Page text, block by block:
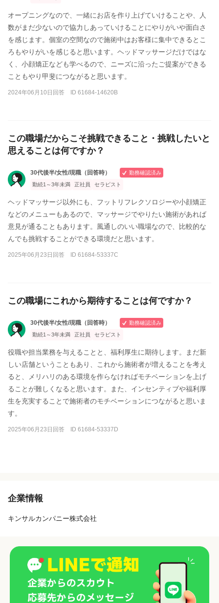
オープニングなので、一緒にお店を作り上げていけることや、人
数がまだ少ないので協力しあっていけることにやりがいや面白さ
を感じます。個室の空間なので施術中はお客様に集中できるとこ
ろもやりがいを感じると思います。ヘッドマッサージだけではな
く、小顔矯正なども学べるので、ニーズに沿ったご提案ができる
こともやり甲斐につながると思います。
2024年06月10日回答 ID 61684-14620B
この職場だからこそ挑戦できること・挑戦したいと
思えることは何ですか？
30代後半/女性/現職（回答時）
勤務確認済み
勤続1～3年未満
正社員 セラピスト
ヘッドマッサージ以外にも、フットリフレクソロジーや小顔矯正
などのメニューもあるので、マッサージでやりたい施術があれば
意見が通ることもあります。風通しのいい職場なので、比較的な
んでも挑戦することができる環境だと思います。
2025年06月23日回答 ID 61684-53337C
この職場にこれから期待することは何ですか？
30代後半/女性/現職（回答時）
勤務確認済み
勤続1～3年未満
正社員 セラピスト
役職や担当業務を与えることと、福利厚生に期待します。まだ新
しい店舗ということもあり、これから施術者が増えることを考え
ると、メリハリのある環境を作らなければモチベーションを上げ
ることが難しくなると思います。また、インセンティブや福利厚
生を充実することで施術者のモチベーションにつながると思いま
す。
2025年06月23日回答 ID 61684-53337D
企業情報
キンサルカンパニー株式会社